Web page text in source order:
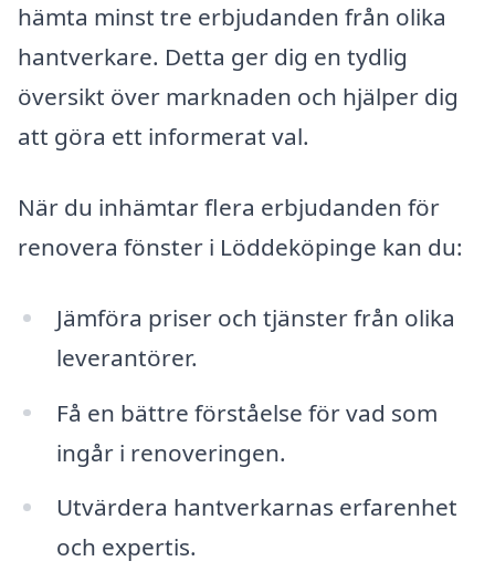
hämta minst tre erbjudanden från olika
hantverkare. Detta ger dig en tydlig
översikt över marknaden och hjälper dig
att göra ett informerat val.
När du inhämtar flera erbjudanden för
renovera fönster i Löddeköpinge kan du:
Jämföra priser och tjänster från olika
leverantörer.
Få en bättre förståelse för vad som
ingår i renoveringen.
Utvärdera hantverkarnas erfarenhet
och expertis.